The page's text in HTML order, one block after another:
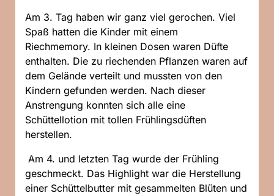
Am 3. Tag haben wir ganz viel gerochen. Viel
Spaß hatten die Kinder mit einem
Riechmemory. In kleinen Dosen waren Düfte
enthalten. Die zu riechenden Pflanzen waren auf
dem Gelände verteilt und mussten von den
Kindern gefunden werden. Nach dieser
Anstrengung konnten sich alle eine
Schüttellotion mit tollen Frühlingsdüften
herstellen.
Am 4. und letzten Tag wurde der Frühling
geschmeckt. Das Highlight war die Herstellung
einer Schüttelbutter mit gesammelten Blüten und